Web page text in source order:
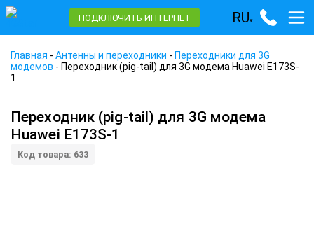
ПОДКЛЮЧИТЬ ИНТЕРНЕТ RU▾
Главная - Антенны и переходники - Переходники для 3G
модемов - Переходник (pig-tail) для 3G модема Huawei E173S-
1
Переходник (pig-tail) для 3G модема
Huawei E173S-1
Код товара: 633